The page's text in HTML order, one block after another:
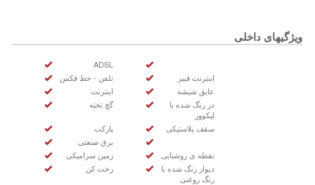
ویژگیهای داخلی
ADSL
تلفن - خط فکس
اینترنت فیبر
اینترنت
عایق شیشه
گچ تخته
در رنگ شده با
لیکوور
پارکت
سقف پلاستیکی
برق صنعتی
زمین سرامیکی
نقطه ی روشنایی
رخت کن
دیوار رنگ شده با
رنگ روغنی